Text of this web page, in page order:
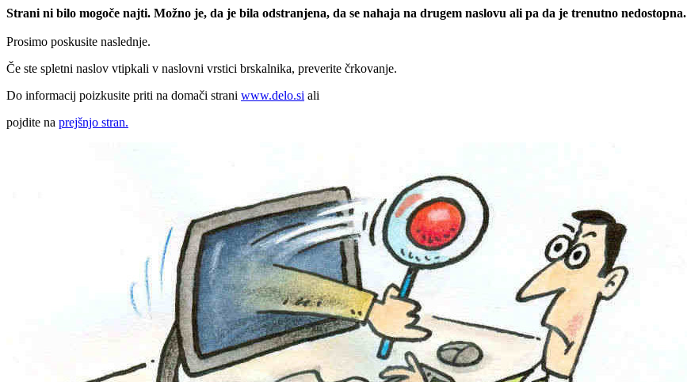
Strani ni bilo mogoče najti. Možno je, da je bila odstranjena, da se nahaja na drugem naslovu ali pa da je trenutno nedostopna.
Prosimo poskusite naslednje.
Če ste spletni naslov vtipkali v naslovni vrstici brskalnika, preverite črkovanje.
Do informacij poizkusite priti na domači strani www.delo.si ali
pojdite na prejšnjo stran.